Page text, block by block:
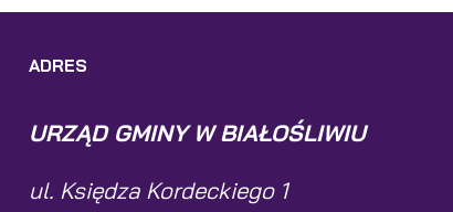
ADRES
URZĄD GMINY W BIAŁOŚLIWIU
ul. Księdza Kordeckiego 1